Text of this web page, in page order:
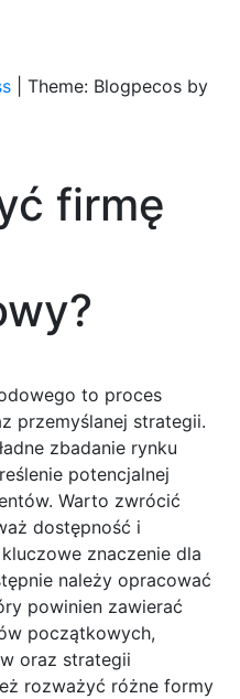
Theme: Blogpecos by
firmę
to proces
przemyślanej strategii.
zbadanie rynku
potencjalnej
Warto zwrócić
dostępność i
znaczenie dla
należy opracować
powinien zawierać
początkowych,
oraz strategii
rozważyć różne formy